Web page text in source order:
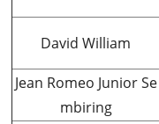
David William
Jean Romeo Junior Se
mbiring